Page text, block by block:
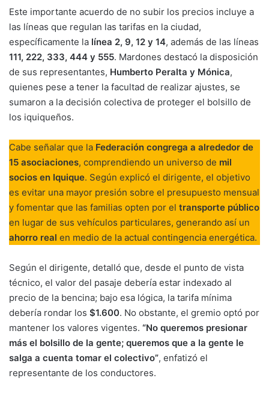
Este importante acuerdo de no subir los precios incluye a
las líneas que regulan las tarifas en la ciudad,
específicamente la línea 2, 9, 12 y 14, además de las líneas
111, 222, 333, 444 y 555. Mardones destacó la disposición
de sus representantes, Humberto Peralta y Mónica,
quienes pese a tener la facultad de realizar ajustes, se
sumaron a la decisión colectiva de proteger el bolsillo de
los iquiqueños.
Cabe señalar que la Federación congrega a alrededor de
15 asociaciones, comprendiendo un universo de mil
socios en Iquique. Según explicó el dirigente, el objetivo
es evitar una mayor presión sobre el presupuesto mensual
y fomentar que las familias opten por el transporte público
en lugar de sus vehículos particulares, generando así un
ahorro real en medio de la actual contingencia energética.
Según el dirigente, detalló que, desde el punto de vista
técnico, el valor del pasaje debería estar indexado al
precio de la bencina; bajo esa lógica, la tarifa mínima
debería rondar los $1.600. No obstante, el gremio optó por
mantener los valores vigentes. “No queremos presionar
más el bolsillo de la gente; queremos que a la gente le
salga a cuenta tomar el colectivo”, enfatizó el
representante de los conductores.